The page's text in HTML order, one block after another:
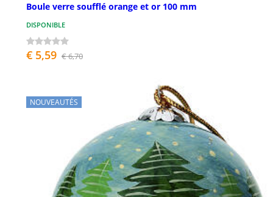
Boule verre soufflé orange et or 100 mm
DISPONIBLE
€ 5,59 € 6,70
NOUVEAUTÉS